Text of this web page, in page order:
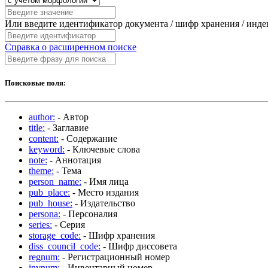
Или введите идентификатор документа / шифр хранения /
Справка о расширенном поиске
Поисковые поля:
author: - Автор
title: - Заглавие
content: - Содержание
keyword: - Ключевые слова
note: - Аннотация
theme: - Тема
person_name: - Имя лица
pub_place: - Место издания
pub_house: - Издательство
persona: - Персоналия
series: - Серия
storage_code: - Шифр хранения
diss_council_code: - Шифр диссовета
regnum: - Регистрационный номер